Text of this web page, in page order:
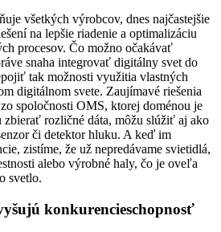
všetkých výrobcov, dnes najčastejšie
na lepšie riadenie a optimalizáciu
procesov. Čo možno očakávať
snaha integrovať digitálny svet do
tak možnosti využitia vlastných
digitálnom svete. Zaujímavé riešenia
spoločnosti OMS, ktorej doménou je
rozličné dáta, môžu slúžiť aj ako
či detektor hluku. A keď im
zistíme, že už nepredávame svietidlá,
alebo výrobné haly, čo je oveľa
svetlo.
konkurencieschopnosť